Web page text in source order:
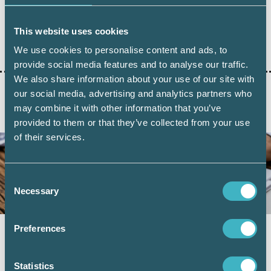
This website uses cookies
We use cookies to personalise content and ads, to
provide social media features and to analyse our traffic.
We also share information about your use of our site with
our social media, advertising and analytics partners who
may combine it with other information that you’ve
provided to them or that they’ve collected from your use
of their services.
Consent
Selection
Necessary
Preferences
Statistics
SRF KONSULTERNA TIPSAR
AKTUELLA ARTIKLAR
Momsregistrering hos Skatteverket – nya
4 juni 2026